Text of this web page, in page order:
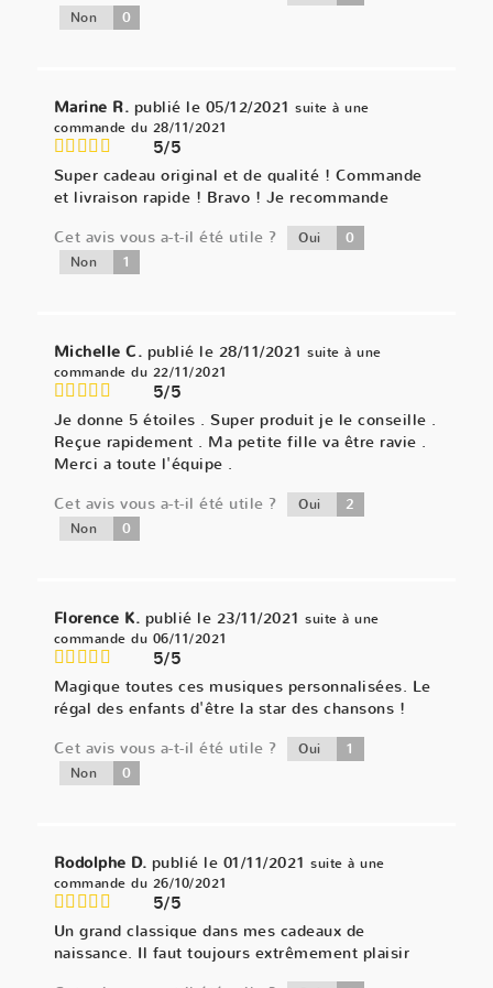
Non 0
Marine R. publié le 05/12/2021 suite à une
commande du 28/11/2021
5/5
Super cadeau original et de qualité ! Commande
et livraison rapide ! Bravo ! Je recommande
Cet avis vous a-t-il été utile ?
Oui 0
Non 1
Michelle C. publié le 28/11/2021 suite à une
commande du 22/11/2021
5/5
Je donne 5 étoiles . Super produit je le conseille .
Reçue rapidement . Ma petite fille va être ravie .
Merci a toute l'équipe .
Cet avis vous a-t-il été utile ?
Oui 2
Non 0
Florence K. publié le 23/11/2021 suite à une
commande du 06/11/2021
5/5
Magique toutes ces musiques personnalisées. Le
régal des enfants d'être la star des chansons !
Cet avis vous a-t-il été utile ?
Oui 1
Non 0
Rodolphe D. publié le 01/11/2021 suite à une
commande du 26/10/2021
5/5
Un grand classique dans mes cadeaux de
naissance. Il faut toujours extrêmement plaisir